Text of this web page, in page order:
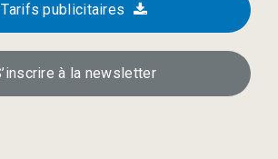
Tarifs publicitaires
à la newsletter